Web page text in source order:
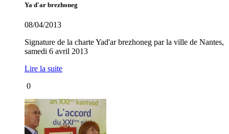
Ya d'ar brezhoneg
08/04/2013
Signature de la charte Yad'ar brezhoneg par la ville de Nantes,
samedi 6 avril 2013
Lire la suite
0